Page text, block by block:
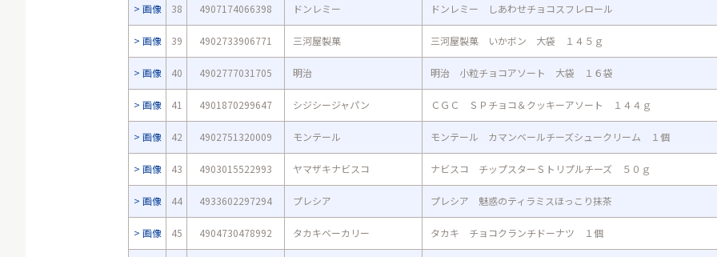
画像 38 4907174066398 ドンレミー ドンレミー しあわせチョコスフレロール
画像 39 4902733906771 三河屋製菓 三河屋製菓 いかボン 大袋 １４５ｇ
画像 40 4902777031705 明治 明治 小粒チョコアソート 大袋 １６袋
画像 41 4901870299647 シジシージャパン ＣＧＣ ＳＰチョコ＆クッキーアソート １４４ｇ
画像 42 4902751320009 モンテール モンテール カマンベールチーズシュークリーム １個
画像 43 4903015522993 ヤマザキナビスコ ナビスコ チップスターＳトリプルチーズ ５０ｇ
画像 44 4933602297294 プレシア プレシア 魅惑のティラミスほっこり抹茶
画像 45 4904730478992 タカキベーカリー タカキ チョコクランチドーナツ １個